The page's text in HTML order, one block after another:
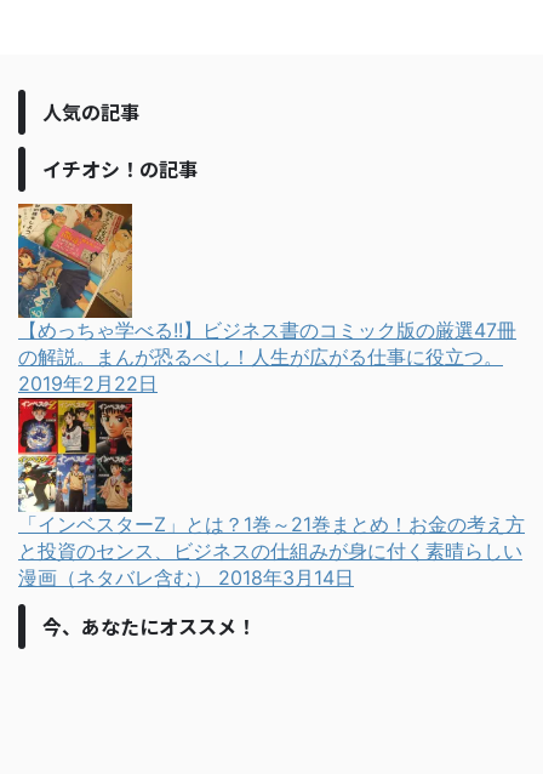
人気の記事
イチオシ！の記事
【めっちゃ学べる!!】ビジネス書のコミック版の厳選47冊
の解説。まんが恐るべし！人生が広がる仕事に役立つ。
2019年2月22日
「インベスターZ」とは？1巻～21巻まとめ！お金の考え方
と投資のセンス、ビジネスの仕組みが身に付く素晴らしい
漫画（ネタバレ含む） 2018年3月14日
今、あなたにオススメ！